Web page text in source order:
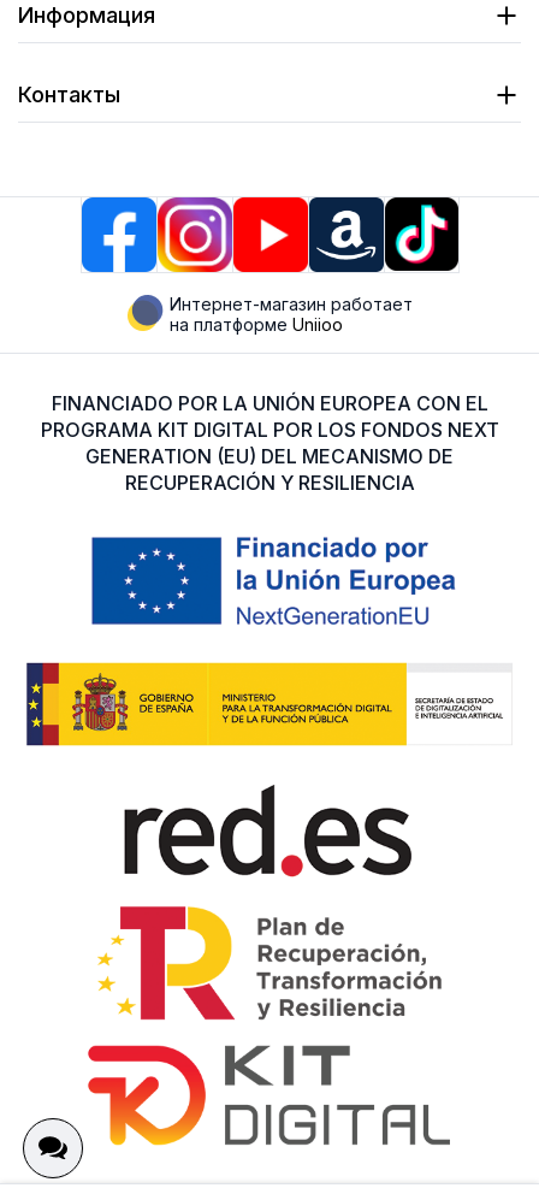
Информация
Контакты
Интернет-магазин работает
на платформе Uniioo
FINANCIADO POR LA UNIÓN EUROPEA CON EL
PROGRAMA KIT DIGITAL POR LOS FONDOS NEXT
GENERATION (EU) DEL MECANISMO DE
RECUPERACIÓN Y RESILIENCIA